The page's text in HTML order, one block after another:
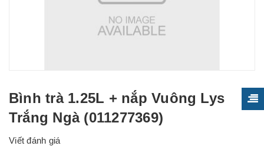
Bình trà 1.25L + nắp Vuông Lys
Trắng Ngà (011277369)
Viết đánh giá